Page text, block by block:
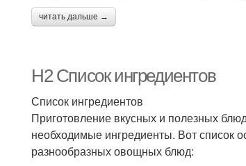
читать дальше →
H2 Список ингредиентов
Список ингредиентов
Приготовление вкусных и полезных
необходимые ингредиенты. Вот список
разнообразных овощных блюд: